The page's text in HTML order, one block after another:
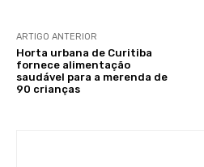
ARTIGO ANTERIOR
Horta urbana de Curitiba
fornece alimentação
saudável para a merenda de
90 crianças